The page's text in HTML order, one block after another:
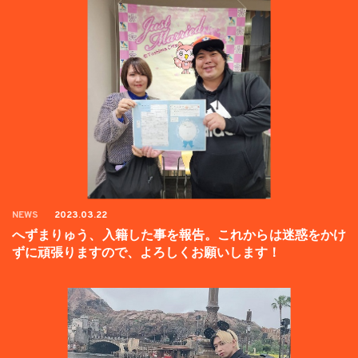
NEWS 2023.03.22
へずまりゅう、入籍した事を報告。これからは迷惑をかけ
ずに頑張りますので、よろしくお願いします！